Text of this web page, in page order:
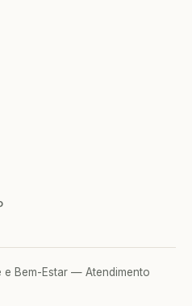
Bem-Estar — Atendimento